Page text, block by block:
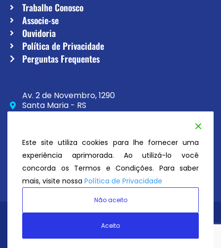
Trabalhe Conosco
Associe-se
Ouvidoria
Política de Privacidade
Perguntas Frequentes
Av. 2 de Novembro, 1290
Santa Maria - RS
CEP 97020-230
secretaria@atc.esp.br
Este site utiliza cookies para lhe fornecer uma
experiência aprimorada. Ao utilizá-lo você
concorda os Termos e Condições. Para saber
mais, visite nossa Política de Privacidade
Não aceito
Aceito